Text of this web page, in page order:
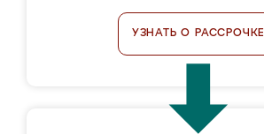
УЗНАТЬ О РАССРОЧКЕ